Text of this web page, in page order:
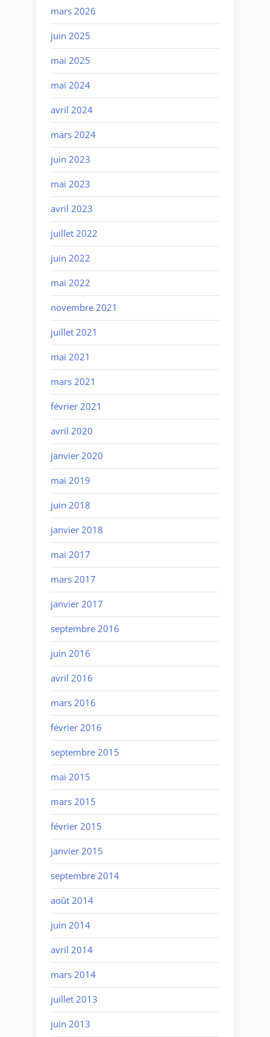
mars 2026
juin 2025
mai 2025
mai 2024
avril 2024
mars 2024
juin 2023
mai 2023
avril 2023
juillet 2022
juin 2022
mai 2022
novembre 2021
juillet 2021
mai 2021
mars 2021
février 2021
avril 2020
janvier 2020
mai 2019
juin 2018
janvier 2018
mai 2017
mars 2017
janvier 2017
septembre 2016
juin 2016
avril 2016
mars 2016
février 2016
septembre 2015
mai 2015
mars 2015
février 2015
janvier 2015
septembre 2014
août 2014
juin 2014
avril 2014
mars 2014
juillet 2013
juin 2013